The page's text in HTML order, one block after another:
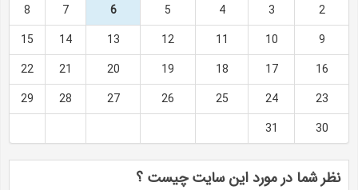
2
3
4
5
6
7
8
9
10
11
12
13
14
15
16
17
18
19
20
21
22
23
24
25
26
27
28
29
30
31
نظر شما در مورد این سایت چیست ؟